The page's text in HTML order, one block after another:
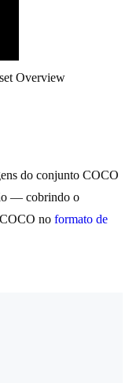
Overview
do conjunto COCO
— cobrindo o
no formato de